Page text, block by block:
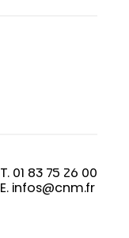
T. 01 83 75 26 00
E. infos@cnm.fr